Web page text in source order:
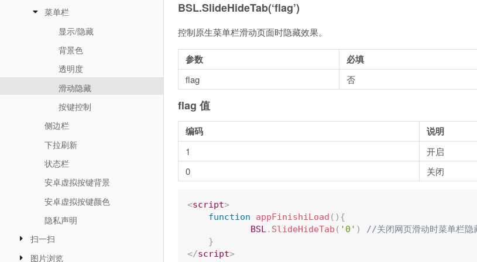
菜单栏
显示/隐藏
背景色
透明度
滑动隐藏
按键控制
侧边栏
下拉刷新
状态栏
安卓虚拟按键背景
安卓虚拟按键颜色
隐私声明
扫一扫
图片浏览
BSL.SlideHideTab(‘flag’)
控制原生菜单栏滑动页面时隐藏效果。
参数 必填
flag 否
flag 值
编码 说明
1
开启
0
关闭
<script>
function
appFinishiLoad ( ) {
BSL. SlideHideTab ( '0' )
//关闭网页滑动时菜单栏隐
}
</script>